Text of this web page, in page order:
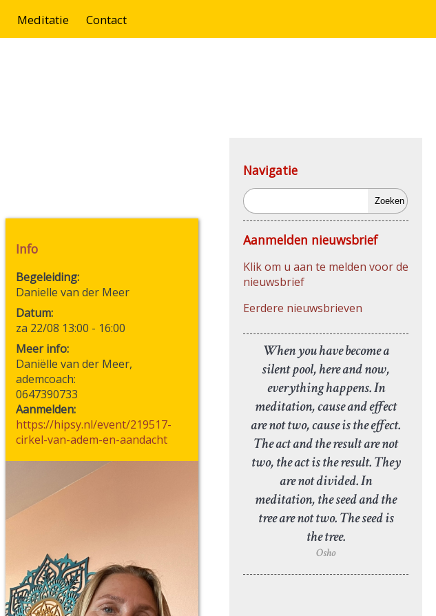
Meditatie Contact
Info
Begeleiding
Danielle van der Meer
Datum
za 22/08 13:00 - 16:00
Meer info:
Daniëlle van der Meer,
ademcoach:
0647390733
Aanmelden:
https://hipsy.nl/event/219517-
cirkel-van-adem-en-aandacht
Navigatie
Zoeken
Aanmelden nieuwsbrief
Klik om u aan te melden voor de
nieuwsbrief
Eerdere nieuwsbrieven
When you have become a
silent pool, here and now,
everything happens. In
meditation, cause and effect
are not two, cause is the effect.
The act and the result are not
two, the act is the result. They
are not divided. In
meditation, the seed and the
tree are not two. The seed is
the tree.
Osho